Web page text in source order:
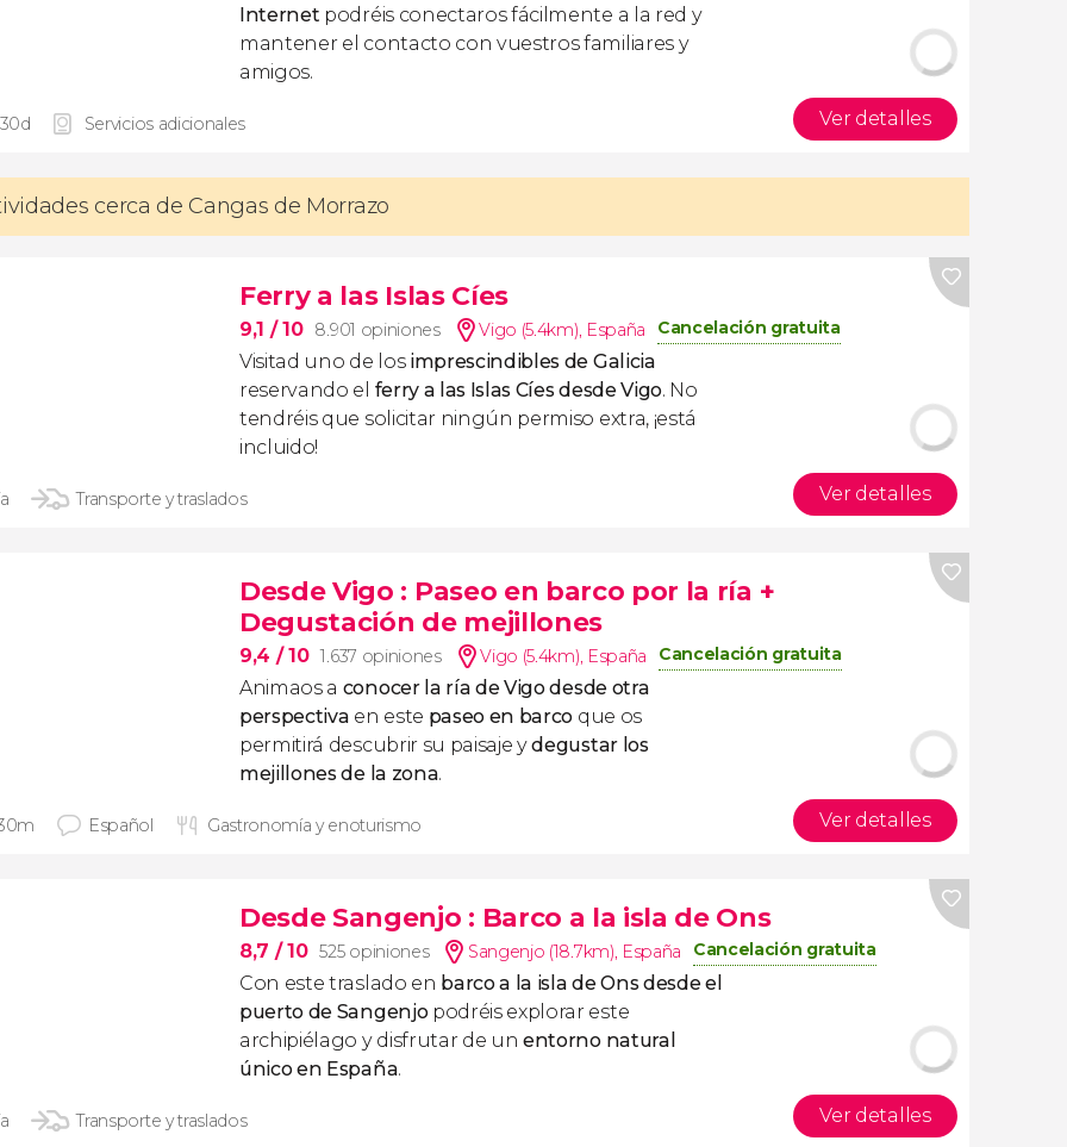
Internet podréis conectaros fácilmente a la red y
mantener el contacto con vuestros familiares y
amigos.
Servicios adicionales Ver detalles
cerca de Cangas de Morrazo
Ferry a las Islas Cíes
9,1 / 10 8.901 opiniones Vigo (5.4km), España Cancelación gratuita
Visitad uno de losimprescindibles de Galicia
reservando el ferry a las Islas Cíes desde Vigo. No
tendréis que solicitar ningún permiso extra, ¡está
incluido!
Transporte y traslados Ver detalles
Desde Vigo : Paseo en barco por la ría +
Degustación de mejillones
9,4 / 10 1.637 opiniones Vigo (5.4km), España Cancelación gratuita
Animaos a conocer la ría de Vigo desde otra
perspectiva en este paseo en barco que os
permitirá descubrir su paisaje ydegustar los
mejillones de la zona.
Español Gastronomía y enoturismo Ver detalles
Desde Sangenjo : Barco a la isla de Ons
8,7 / 10 525 opiniones Sangenjo (18.7km), España Cancelación gratuita
Con este traslado en barco a la isla de Ons desde el
puerto de Sangenjopodréis explorar este
archipiélago y disfrutar de unentorno natural
único en España.
Transporte y traslados Ver detalles